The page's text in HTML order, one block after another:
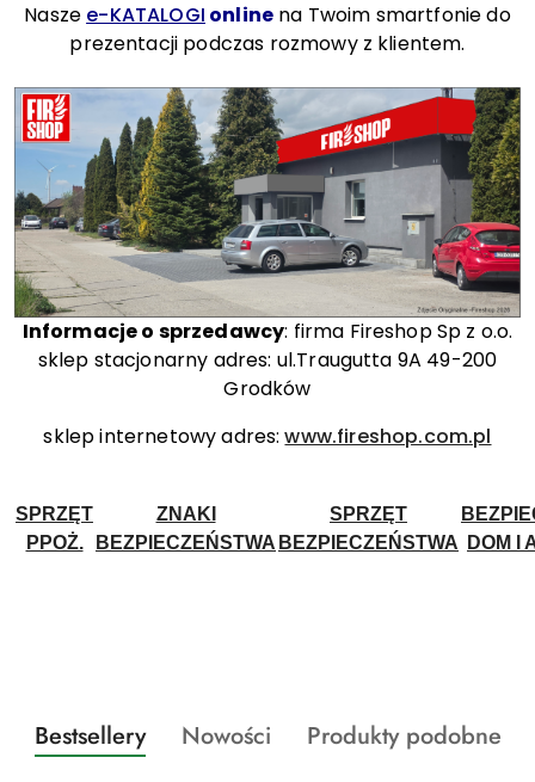
Nasze e-KATALOGI online na Twoim smartfonie do
prezentacji podczas rozmowy z klientem.
Informacje o sprzedawcy: firma Fireshop Sp z o.o.
sklep stacjonarny adres: ul.Traugutta 9A 49-200
Grodków
sklep internetowy adres:www.fireshop.com.pl
SPRZĘT
PPOŻ.
ZNAKI
BEZPIECZEŃSTWA
SPRZĘT
BEZPIECZEŃSTWA
DOM I
Pomiń karuzelę produktów
Produkty
o
Bestsellery
Produkty
Nowości
Produkty
Produkty podobne